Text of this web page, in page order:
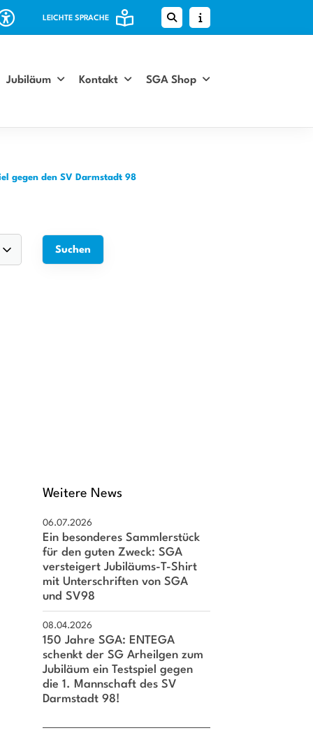
LEICHTE SPRACHE
Jubiläum Kontakt SGA Shop
gegen den SV Darmstadt 98
Weitere News
06.07.2026
Ein besonderes Sammlerstück
für den guten Zweck: SGA
versteigert Jubiläums-T-Shirt
mit Unterschriften von SGA
und SV98
08.04.2026
150 Jahre SGA: ENTEGA
schenkt der SG Arheilgen zum
Jubiläum ein Testspiel gegen
die 1. Mannschaft des SV
Darmstadt 98!
Arheilgen e. V.
der Hardt 80